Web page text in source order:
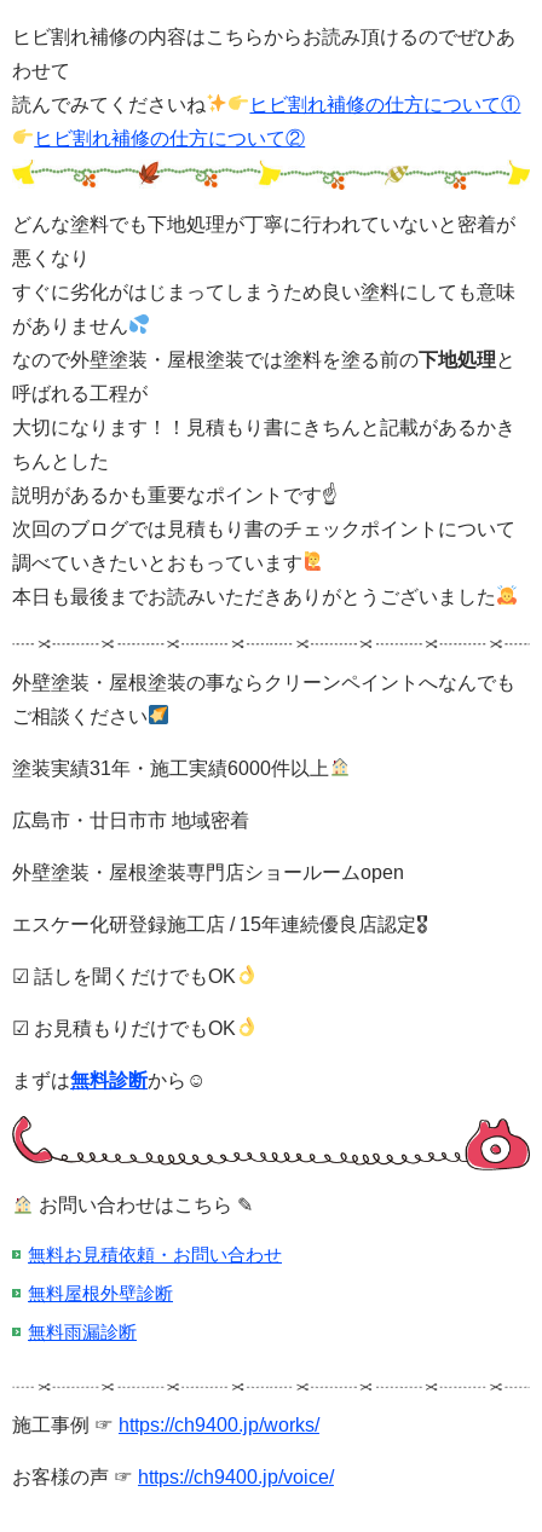
ヒビ割れ補修の内容はこちらからお読み頂けるのでぜひあ
わせて
読んでみてくださいね
ヒビ割れ補修の仕方について①
ヒビ割れ補修の仕方について②
どんな塗料でも下地処理が丁寧に行われていないと密着が
悪くなり
すぐに劣化がはじまってしまうため良い塗料にしても意味
がありません
なので外壁塗装・屋根塗装では塗料を塗る前の下地処理と
呼ばれる工程が
大切になります！！見積もり書にきちんと記載があるかき
ちんとした
説明があるかも重要なポイントです☝
次回のブログでは見積もり書のチェックポイントについて
調べていきたいとおもっています
本日も最後までお読みいただきありがとうございました
外壁塗装・屋根塗装の事ならクリーンペイントへなんでも
ご相談ください
塗装実績31年・施工実績6000件以上
広島市・廿日市市 地域密着
外壁塗装・屋根塗装専門店ショールームopen
エスケー化研登録施工店 / 15年連続優良店認定🎖
☑ 話しを聞くだけでもOK
☑ お見積もりだけでもOK
まずは無料診断から☺
お問い合わせはこちら ✎
無料お見積依頼・お問い合わせ
無料屋根外壁診断
無料雨漏診断
施工事例 ☞ https://ch9400.jp/works/
お客様の声 ☞ https://ch9400.jp/voice/